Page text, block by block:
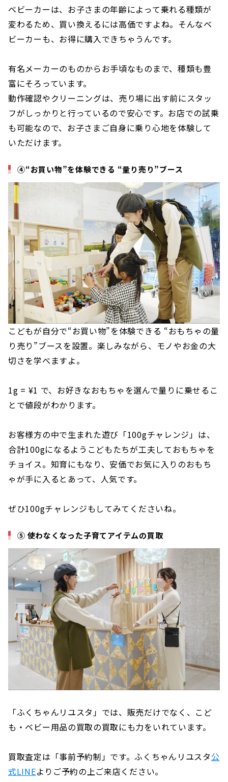
ベビーカーは、お子さまの年齢によって乗れる種類が
変わるため、買い換えるには高価ですよね。そんなベ
ビーカーも、お得に購入できちゃうんです。
有名メーカーのものからお手頃なものまで、種類も豊
富にそろっています。
動作確認やクリーニングは、売り場に出す前にスタッ
フがしっかりと行っているので安心です。お店での試乗
も可能なので、お子さまご自身に乗り心地を体験して
いただけます。
④“お買い物”を体験できる “量り売り”ブース
こどもが自分で“お買い物”を体験できる “おもちゃの量
り売り”ブースを設置。楽しみながら、モノやお金の大
切さを学べますよ。
1g = ¥1 で、お好きなおもちゃを選んで量りに乗せるこ
とで値段がわかります。
お客様方の中で生まれた遊び「100gチャレンジ」は、
合計100gになるようこどもたちが工夫しておもちゃを
チョイス。知育にもなり、安価でお気に入りのおもち
ゃが手に入るとあって、人気です。
ぜひ100gチャレンジもしてみてくださいね。
⑤ 使わなくなった子育てアイテムの買取
「ふくちゃんリユスタ」では、販売だけでなく、こど
も・ベビー用品の買取の買取にも力をいれています。
買取査定は「事前予約制」です。ふくちゃんリユスタ公
式LINEよりご予約の上ご来店ください。